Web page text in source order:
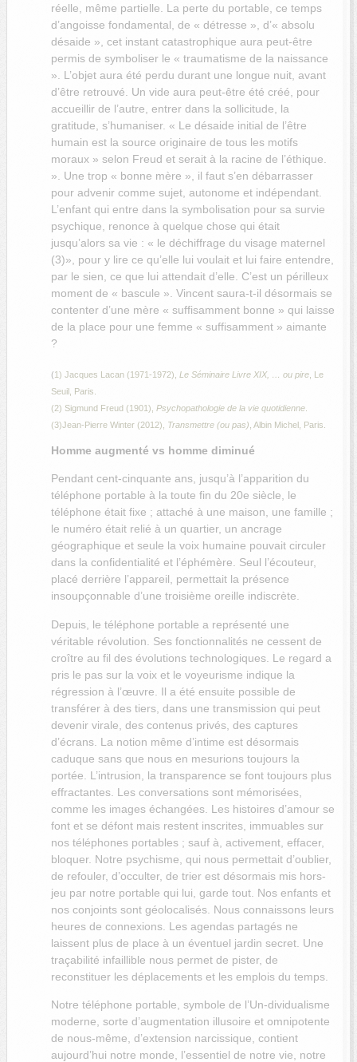
réelle, même partielle. La perte du portable, ce temps
d’angoisse fondamental, de « détresse », d’« absolu
désaide », cet instant catastrophique aura peut-être
permis de symboliser le « traumatisme de la naissance
». L’objet aura été perdu durant une longue nuit, avant
d’être retrouvé. Un vide aura peut-être été créé, pour
accueillir de l’autre, entrer dans la sollicitude, la
gratitude, s’humaniser. « Le désaide initial de l’être
humain est la source originaire de tous les motifs
moraux » selon Freud et serait à la racine de l’éthique.
». Une trop « bonne mère », il faut s’en débarrasser
pour advenir comme sujet, autonome et indépendant.
L’enfant qui entre dans la symbolisation pour sa survie
psychique, renonce à quelque chose qui était
jusqu’alors sa vie : « le déchiffrage du visage maternel
(3)», pour y lire ce qu’elle lui voulait et lui faire entendre,
par le sien, ce que lui attendait d’elle. C’est un périlleux
moment de « bascule ». Vincent saura-t-il désormais se
contenter d’une mère « suffisamment bonne » qui laisse
de la place pour une femme « suffisamment » aimante
?
(1) Jacques Lacan (1971-1972), Le Séminaire Livre XIX, … ou pire, Le
Seuil, Paris.
(2) Sigmund Freud (1901), Psychopathologie de la vie quotidienne.
(3)Jean-Pierre Winter (2012),
Transmettre (ou pas) , Albin Michel, Paris.
Homme augmenté vs homme diminué
Pendant cent-cinquante ans, jusqu’à l’apparition du
téléphone portable à la toute fin du 20e siècle, le
téléphone était fixe ; attaché à une maison, une famille ;
le numéro était relié à un quartier, un ancrage
géographique et seule la voix humaine pouvait circuler
dans la confidentialité et l’éphémère. Seul l’écouteur,
placé derrière l’appareil, permettait la présence
insoupçonnable d’une troisième oreille indiscrète.
Depuis, le téléphone portable a représenté une
véritable révolution. Ses fonctionnalités ne cessent de
croître au fil des évolutions technologiques. Le regard a
pris le pas sur la voix et le voyeurisme indique la
régression à l’œuvre. Il a été ensuite possible de
transférer à des tiers, dans une transmission qui peut
devenir virale, des contenus privés, des captures
d’écrans. La notion même d’intime est désormais
caduque sans que nous en mesurions toujours la
portée. L’intrusion, la transparence se font toujours plus
effractantes. Les conversations sont mémorisées,
comme les images échangées. Les histoires d’amour se
font et se défont mais restent inscrites, immuables sur
nos téléphones portables ; sauf à, activement, effacer,
bloquer. Notre psychisme, qui nous permettait d’oublier,
de refouler, d’occulter, de trier est désormais mis hors-
jeu par notre portable qui lui, garde tout. Nos enfants et
nos conjoints sont géolocalisés. Nous connaissons leurs
heures de connexions. Les agendas partagés ne
laissent plus de place à un éventuel jardin secret. Une
traçabilité infaillible nous permet de pister, de
reconstituer les déplacements et les emplois du temps.
Notre téléphone portable, symbole de l’Un-dividualisme
moderne, sorte d’augmentation illusoire et omnipotente
de nous-même, d’extension narcissique, contient
aujourd’hui notre monde, l’essentiel de notre vie, notre